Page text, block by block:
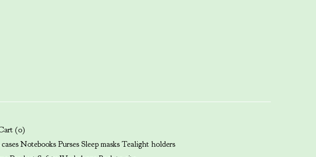
(0)
Notebooks Purses Sleep masks Tealight holders